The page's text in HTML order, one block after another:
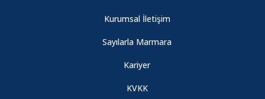
Kurumsal İletişim
Sayılarla Marmara
Kariyer
KVKK